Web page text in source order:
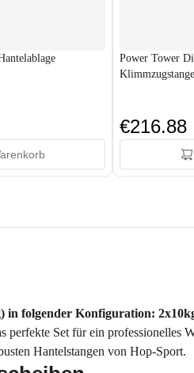
Power Tower
Klimmzugstange
€216.88
in folgender Konfiguration:
perfekte Set für ein professionelles
Hantelstangen von Hop-Sport.